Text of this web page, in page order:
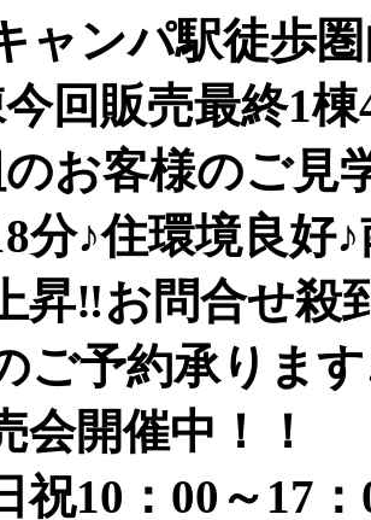
ャンパ駅徒歩
回販売最終1
お客様のご見
分♪住環境良好
昇‼お問合せ殺
ご予約承りま
会開催中！！
祝10：00～17：